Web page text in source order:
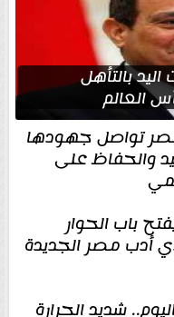
بالتأهل
العالم
مصر تواصل جهودها
والحفاظ على
باب الحوار
أدب مصر الجديدة
شديد الحرارة